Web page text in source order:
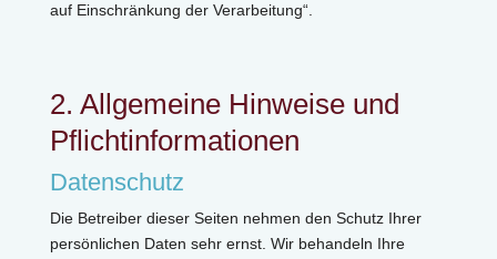
auf Einschränkung der Verarbeitung“.
2. Allgemeine Hinweise und
Pflichtinformationen
Datenschutz
Die Betreiber dieser Seiten nehmen den Schutz Ihrer
persönlichen Daten sehr ernst. Wir behandeln Ihre